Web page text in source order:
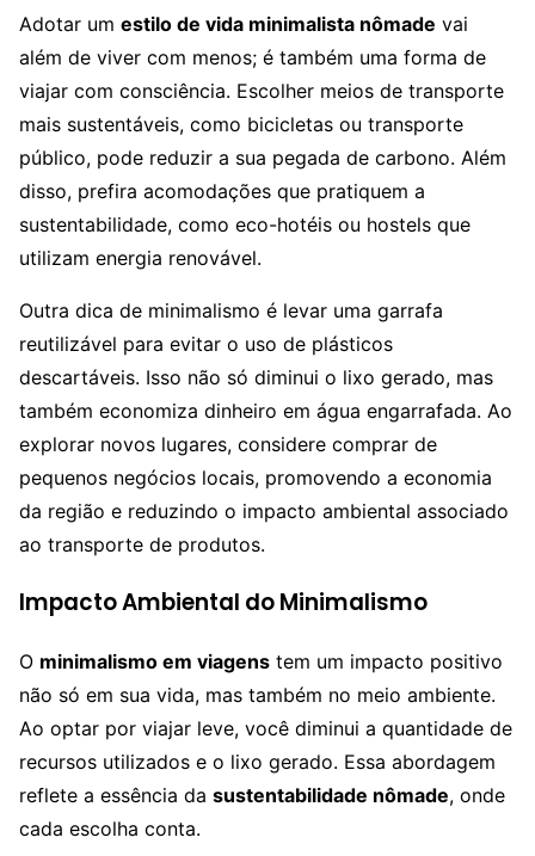
Adotar um estilo de vida minimalista nômade vai
além de viver com menos; é também uma forma de
viajar com consciência. Escolher meios de transporte
mais sustentáveis, como bicicletas ou transporte
público, pode reduzir a sua pegada de carbono. Além
disso, prefira acomodações que pratiquem a
sustentabilidade, como eco-hotéis ou hostels que
utilizam energia renovável.
Outra dica de minimalismo é levar uma garrafa
reutilizável para evitar o uso de plásticos
descartáveis. Isso não só diminui o lixo gerado, mas
também economiza dinheiro em água engarrafada. Ao
explorar novos lugares, considere comprar de
pequenos negócios locais, promovendo a economia
da região e reduzindo o impacto ambiental associado
ao transporte de produtos.
Impacto Ambiental do Minimalismo
O minimalismo em viagens tem um impacto positivo
não só em sua vida, mas também no meio ambiente.
Ao optar por viajar leve, você diminui a quantidade de
recursos utilizados e o lixo gerado. Essa abordagem
reflete a essência da sustentabilidade nômade, onde
cada escolha conta.